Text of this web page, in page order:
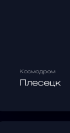
Космодром
Плесецк